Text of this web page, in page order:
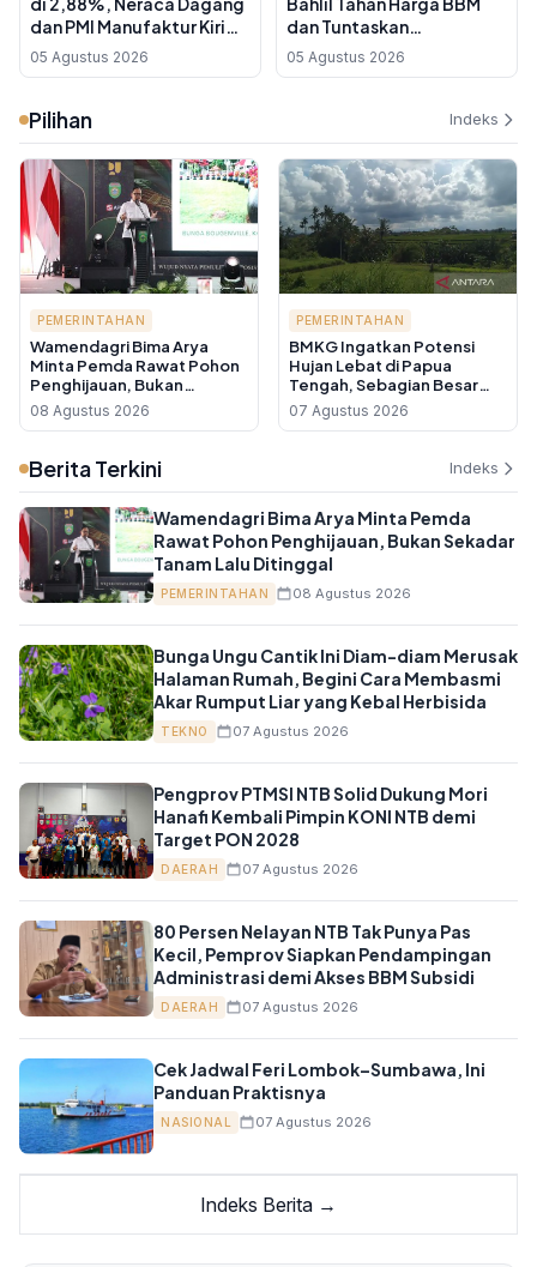
dan PMI Manufaktur Kirim
Sinyal Ekspansi
05 Agustus 2026
dan Tuntaskan
Pemadaman Listrik PLN di
Kalimantan
05 Agustus 2026
Pilihan Indeks
PEMERINTAHAN
Wamendagri Bima Arya
Minta Pemda Rawat Pohon
Penghijauan, Bukan
Sekadar Tanam Lalu
Ditinggal
08 Agustus 2026
PEMERINTAHAN
BMKG Ingatkan Potensi
Hujan Lebat di Papua
Tengah, Sebagian Besar
Wilayah Indonesia Berawan
07 Agustus 2026
Berita Terkini Indeks
Wamendagri Bima Arya Minta Pemda
Rawat Pohon Penghijauan, Bukan Sekadar
Tanam Lalu Ditinggal
PEMERINTAHAN 08 Agustus 2026
Bunga Ungu Cantik Ini Diam-diam Merusak
Halaman Rumah, Begini Cara Membasmi
Akar Rumput Liar yang Kebal Herbisida
TEKNO 07 Agustus 2026
Pengprov PTMSI NTB Solid Dukung Mori
Hanafi Kembali Pimpin KONI NTB demi
Target PON 2028
DAERAH 07 Agustus 2026
80 Persen Nelayan NTB Tak Punya Pas
Kecil, Pemprov Siapkan Pendampingan
Administrasi demi Akses BBM Subsidi
DAERAH 07 Agustus 2026
Cek Jadwal Feri Lombok–Sumbawa, Ini
Panduan Praktisnya
NASIONAL 07 Agustus 2026
Indeks Berita →